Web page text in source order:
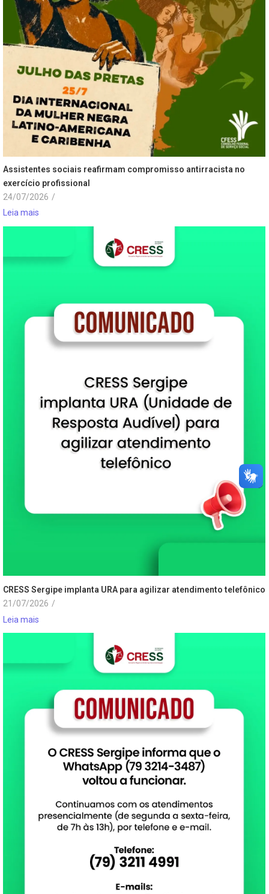
Assistentes sociais reafirmam compromisso antirracista no
exercício profissional
24/07/2026 /
Leia mais
CRESS Sergipe implanta URA para agilizar atendimento telefônico
21/07/2026 /
Leia mais